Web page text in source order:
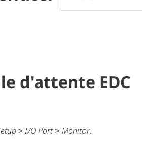
d'attente EDC
>I/O Port>Monitor.